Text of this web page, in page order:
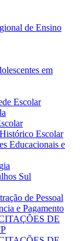
de Ensino
em
Escolar
Escolar
Educacionais e
Sul
de Pessoal
e Pagamento
DE